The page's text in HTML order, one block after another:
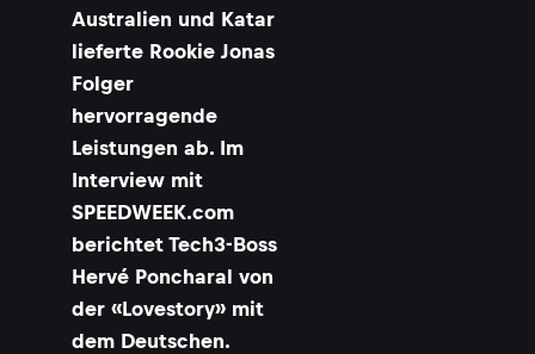
Australien und Katar
lieferte Rookie Jonas
Folger
hervorragende
Leistungen ab. Im
Interview mit
SPEEDWEEK.com
berichtet Tech3-Boss
Hervé Poncharal von
der «Lovestory» mit
dem Deutschen.